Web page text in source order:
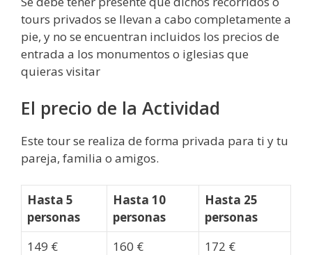
tours privados se llevan a cabo completamente a
pie, y no se encuentran incluidos los precios de
entrada a los monumentos o iglesias que
quieras visitar
El precio de la Actividad
Este tour se realiza de forma privada para ti y tu
pareja, familia o amigos.
Hasta 5
personas
Hasta 10
personas
Hasta 25
personas
149 €
160 € 172 €